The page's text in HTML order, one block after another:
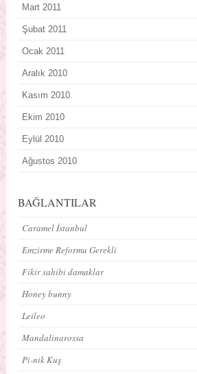
Mart 2011
Şubat 2011
Ocak 2011
Aralık 2010
Kasım 2010
Ekim 2010
Eylül 2010
Ağustos 2010
BAĞLANTILAR
Caramel İstanbul
Emzirme Reformu Gerekli
Fikir sahibi damaklar
Honey bunny
Leileo
Mandalinarossa
Pi-nik Kuş